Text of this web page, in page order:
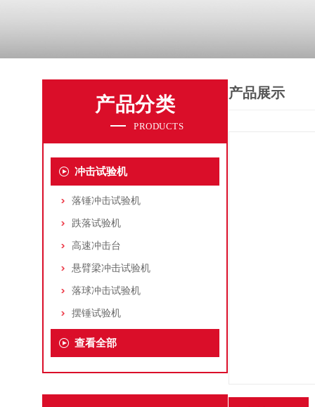
产品分类
PRODUCTS
冲击试验机
落锤冲击试验机
跌落试验机
高速冲击台
悬臂梁冲击试验机
落球冲击试验机
摆锤试验机
查看全部
产品展示